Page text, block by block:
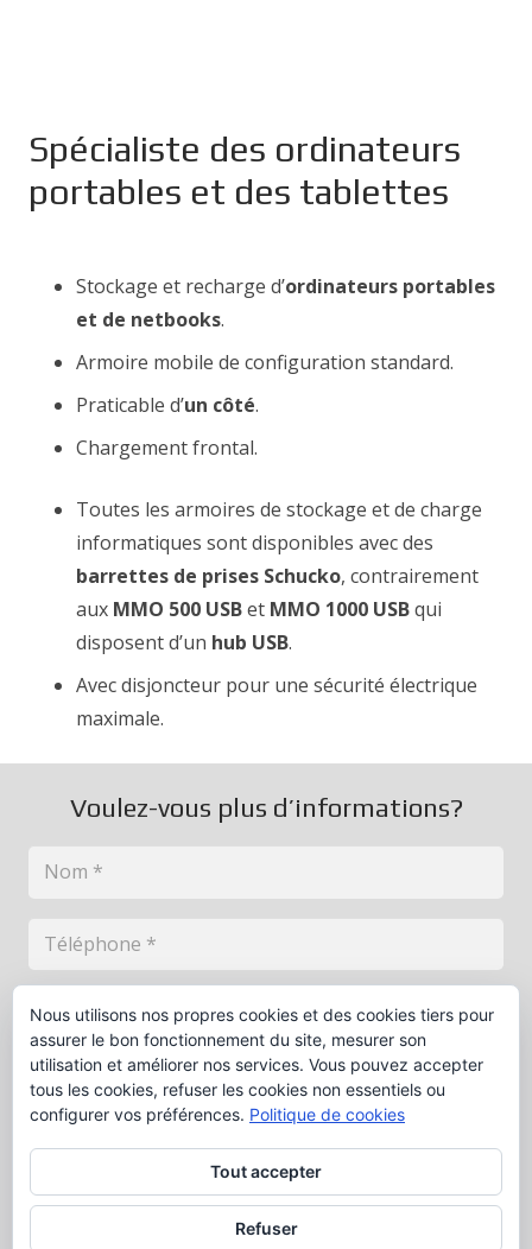
Spécialiste des ordinateurs
portables et des tablettes
Stockage et recharge d’ordinateurs portables
et de netbooks.
Armoire mobile de configuration standard.
Praticable d’un côté.
Chargement frontal.
Toutes les armoires de stockage et de charge
informatiques sont disponibles avec des
barrettes de prises Schucko, contrairement
aux MMO 500 USBet MMO 1000 USBqui
disposent d’un hub USB.
Avec disjoncteur pour une sécurité électrique
maximale.
Voulez-vous plus d’informations?
J'ai lu et j'accepte la Politique de Confidentialité
JE VEUX PLUS D’INFORMATIONS
Nous utilisons nos propres cookies et des cookies tiers pour
assurer le bon fonctionnement du site, mesurer son
utilisation et améliorer nos services. Vous pouvez accepter
tous les cookies, refuser les cookies non essentiels ou
configurer vos préférences. Politique de cookies
Tout accepter
Refuser